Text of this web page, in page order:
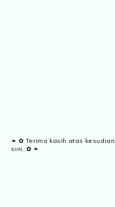
❧ ✿ Terima kasih atas
sini..✿ ❧